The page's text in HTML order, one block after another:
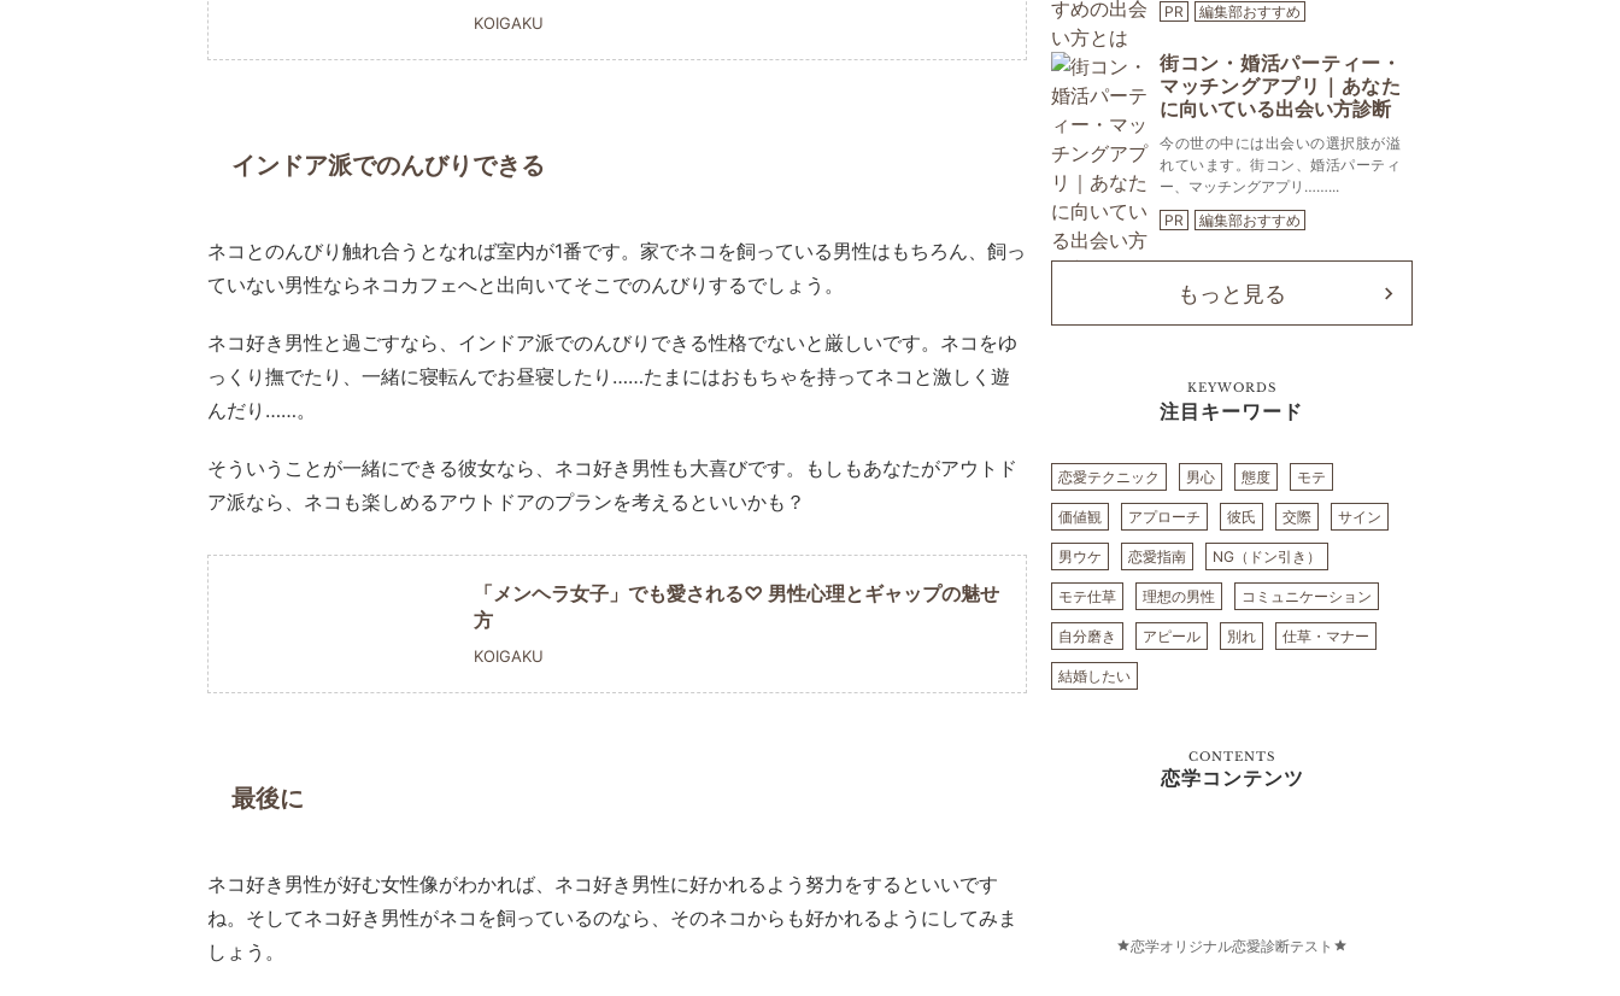
KOIGAKU
インドア派でのんびりできる
ネコとのんびり触れ合うとなれば室内が1番です。家でネコを飼っている男性はもちろん、飼っ
ていない男性ならネコカフェへと出向いてそこでのんびりするでしょう。
ネコ好き男性と過ごすなら、インドア派でのんびりできる性格でないと厳しいです。ネコをゆ
っくり撫でたり、一緒に寝転んでお昼寝したり……たまにはおもちゃを持ってネコと激しく遊
んだり……。
そういうことが一緒にできる彼女なら、ネコ好き男性も大喜びです。もしもあなたがアウトド
ア派なら、ネコも楽しめるアウトドアのプランを考えるといいかも？
「メンヘラ女子」でも愛される♡ 男性心理とギャップの魅せ
方
KOIGAKU
最後に
ネコ好き男性が好む女性像がわかれば、ネコ好き男性に好かれるよう努力をするといいです
ね。そしてネコ好き男性がネコを飼っているのなら、そのネコからも好かれるようにしてみま
しょう。
PR
編集部おすすめ
街コン・婚活パーティー・
マッチングアプリ｜あなた
に向いている出会い方診断
今の世の中には出会いの選択肢が溢
れています。街コン、婚活パーティ
ー、マッチングアプリ……...
PR
編集部おすすめ
もっと見る
KEYWORDS
注目キーワード
恋愛テクニック 男心 態度 モテ
価値観 アプローチ 彼氏 交際 サイン
男ウケ 恋愛指南 NG（ドン引き）
モテ仕草 理想の男性 コミュニケーション
自分磨き アピール 別れ 仕草・マナー
結婚したい
CONTENTS
恋学コンテンツ
恋学オリジナル恋愛診断テスト